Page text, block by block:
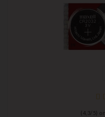
( 4,3/ 5) on